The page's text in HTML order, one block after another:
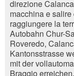
Nombre /
Empresa /
direzione
macchina e
raggiungere la
Autobahn Chur-
Roveredo,
Kantonsstrasse
mit der
Braggio erreichen.